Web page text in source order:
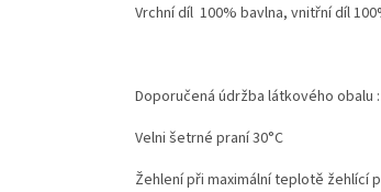
Vrchní díl 100% bavlna, vnitřní díl
Doporučená údržba látkového obalu :
Velni šetrné praní 30°C
Žehlení při maximální teplotě žehlící